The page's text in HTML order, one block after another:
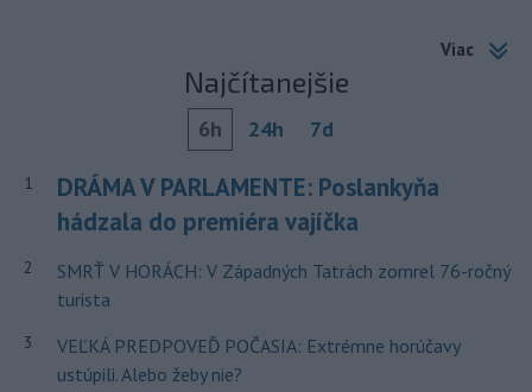
Viac
Najčítanejšie
6h 24h 7d
1
DRÁMA V PARLAMENTE: Poslankyňa
hádzala do premiéra vajíčka
2
SMRŤ V HORÁCH: V Západných Tatrách zomrel 76-ročný
turista
3
VEĽKÁ PREDPOVEĎ POČASIA: Extrémne horúčavy
ustúpili. Alebo žeby nie?